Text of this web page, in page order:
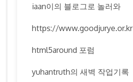
iaan이의 블로그로 놀러와
https://www.goodjurye.or.kr
html5around 포럼
yuhantruth의 새벽 작업기록